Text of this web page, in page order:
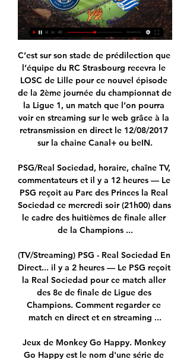
C’est sur son stade de prédilection que l’équipe du RC Strasbourg recevra le LOSC de Lille pour ce nouvel épisode de la 2ème journée du championnat de la Ligue 1, un match que l’on pourra voir en streaming sur le web grâce à la retransmission en direct le 12/08/2017 sur la chaine Canal+ ou beIN.

PSG/Real Sociedad, horaire, chaîne TV, commentateurs et il y a 12 heures — Le PSG reçoit au Parc des Princes la Real Sociedad ce mercredi soir (21h00) dans le cadre des huitièmes de finale aller de la Champions ...

(TV/Streaming) PSG - Real Sociedad En Direct... il y a 2 heures — Le PSG reçoit la Real Sociedad pour ce match aller des 8e de finale de Ligue des Champions. Comment regarder ce match en direct et en streaming ...

Jeux de Monkey Go Happy. Monkey Go Happy est le nom d'une série de jeux dans lesquels des petits singes sont vraiment très tristes. On ne sait pas du tout pourquoi ils sont dans cet état mais on va tout faire pour qu'ils soient heureux à nouveau.

L’APPEL DES ARTISTES, CRÉATEURS ET CRÉATRICES. Depuis plusieurs mois le mouvement des Gilets Jaunes, sans précédent dans l’histoire de la Vème République, bat le pavé de nos rues.

Le Stade de Reims sans Rajkovic à Dijon - L'Union . 26-07-2019 vues : 130 Source : lunion.fr Catégorie. Mendy poursuit « sa préparation athlétique, avec des exercices au pied », dixit son entraîneur David Guion, le Stade de Reims évoluera sans. LIRE L'ARTICLE ORIGINAL SUR lunion.fr . LIRE.

Choisissez sa couleur favorite et elle sera prête à vivre d'extraordinaires aventures en plein air, même les jours de grand froid. Si vous cherchez un joli cadeau à lui faire, explorez notre large gamme de collants unis et à rayures, disponibles dans des teintes claires mais aussi dans des coloris plus soutenus. C'est la meilleure solution.

STREAMs*-PSG - Real Sociedad E.n Direct LIVE G.ratuit il y a 27 minutes — La diffusion télévisée du match PSG - Real Sociedad est prévue sur RMC Sport, offrant aux amateurs une expérience captivante de la Ligue des ...

Vous rencontrez cette webcam à hauteur de la borne kilométrique 68.00 sur A36 (France) quand vous êtes en provenance de Besançon. Cette caméra, orientée vers Montbéliard, se trouve à proximité de Saint-Maurice-Colombier (Bourgogne-Franche-Comté, anciennement Franche Comté)

Stade. Le stade Nyonnais joue ses matchs au Stade de Colovray, terrain principal du Centre sportif de Colovray. Les installations mises à disposition par l’UEFA comprennent cinq terrains engazonnés, deux terrains synthétiques, une piste d’athlétisme, de nombreux vestiaires, un sauna et …

Match Rouen-Gap du 9 janvier 2010-+ Dailymotion. Pour vous Explorer. Voulez-vous effacer les recherches récentes ? Toutes les recherches récentes seront supprimées . Annuler Supprimer. Se connecter. Regarder en plein écran . Rouen Gap…

🚨 PSG - Real Sociedad en direct : l'affiche des Parisiens il y a 1 heure — Le PSG défie la Real Sociedad en huitième de finale aller de Ligue des champions. Suivez l'affiche en Live !

Le site de référence pour les annonces immobilières de luxe. Belles Demeures vous permettra de facilement trouver votre propriété de luxe et de prestige.

Alors que Kiel semble contrôler le match (27-23 à la 52’), Alfred Gislason, l’entraîneur du THW, prend deux minutes pour contestation (il réclamait un jet de 7m pour défense en zone qui semblait évidente), et cela permet aux lions de remonter rapidement le score (28-27 à la 57’).

Non n'y habite pas. Le secteur porte d'arras est le pire de Moulins.Cela est du à la place vanhoenacker et au blv de strasbourg.Les rues sont sales,les voitures se garent n'importe comment ,des dealeurs à chaque coins de rue qui ne cherchent qu'a faire des emmerdes.Il ne fait vraiment, pas bon y vivre.Et oui les voitures crament bien ici.Et.

Si vous désirez être certain de la qualité d'un semoir en ligne conventionnel neuf ou d'occasion, nous vous recommandons de faire confiance aux marques disponibles sur notre site, y compris celles présentes dans ce top. La marque et l'état d'un produit neuf ou d'occasion ont un impact avéré sur son prix, comme vous le remarquerez en.

dernier post il y a 3 semaines par Antoine. 0 Merci. 1 Post. Contacter le service clients par mail. 04-04-2017 19h12 par alex7586 dernier post il y a un mois par RoyalMaroc. 19 Mercis. 21 Posts . frais d'installtion pour un passage à l'offre fibre. 28-09-2019 14h18 par.

Vente maison Béziers (34500) d'une surface de 100 m2 avec un terrain de 25000 m2 comptant 5 pièces. achat maison beziers 2ème résultats pour Beziers agricole, situee sur la commune de beziers au calme en dehors de...vous trouverez 2 garages un hangar agricole de 110m2 une grande serre...

Plus de 1,3 million de militaires décédés au cours de la Grande Guerre et ayant obtenu la mention "Mort pour la France" figurent dans cette base de données. A l’occasion du 11 novembre 2014 et dans le cadre du centenaire du conflit, la direction des Patrimoines, de la Mémoire et des Archives met égale

Tremblay En France Handball Fenix Toulouse résultats en direct (et la vidéo diffusion en direct streaming en ligne) commence le 11.9.2019. à 18:30 temps UTC àPalais des sports,Tremblay-en-France,France en LNH Division 1,France.

Unisport du Haut-Nkam et Panthère du Nde, sont les deux premiers clubs qualifiés pour les demi-finales. Les matches de la Coupe du Cameroun 2018 se jouent en élimination directe. Les deux derniers matches des quarts de finale se jouent demain diDécouvrez les Appartements à vendre du programme immobilier neuf art park à saint raphael (83) Art Park . Investissez à Valescure dans ce programme neuf de standi

Le Fleury Loiret Handball est en quart de finale des playoffs! Venez soutenir vos joueuses lors de leur match aller face à l'OGC Nice Côte d'Azur Handball. Rendez-vous le samedi 20 avril à 20h, au Palais des Sports d’Orléans ! Tentez de gagner vos places en cliquant sur "Participer au jeu" ci-dessous !

Mfoul Mengoma, Mfoum, Mfoumou II, Mfoukoualou, Mfou. Ici vous trouverez la localisation de Mfou sur une carte. Pour voir comment il ressemble actuellement, voici quelques photos de la région avec des caméras en ligne. Vous pouvez aussi trouver la distance aux principales villes de la région et les villes dans le reste du Cameroun.

Rotation d’une charpente de pont en République tchèque. 4 Février 2019 - Projets en cours - République Tchèque. Les 3 et 4 février 2019, SMP CZ (VINCI Construction International Network), en collaboration avec MCE Slaný, a procédé à la rotation de la deuxième charpente métallique du pont ferroviaire de la ligne …

Ligue des Champions : suivez le match PSG - Real il y a 4 heures — EN DIRECT - Ligue des Champions : suivez le match PSG - Real Sociedad commenté sur France Bleu Pays Basque · Live radio sur France Bleu Pays ...

Alors qu’il a affolé toutes les statistiques relatives au football. Un pincement au cœur me mit la puce l’oreille, m’instruisant d’user illico de mon ordinateur portable et de taper ces mots pour le glorifier, le soutenir, dans ce combat qui n’est rien d’autre que celui de la sportivité. Ainsi, je décidai d’écrire ce texte, j’allais dire, de rendre hommage à cet éminent.

Guingamp : les secrets du nom des rues de la ville Les noms des rues de Guingamp (Côtes-d'Armor) racontent une histoire. Qui se cache derrière …

Stade Français Paris Montpellier Herault Rugby Castres Olympique FC Grenoble Rugby Aviron Bayonnais Tous les sports Football Rugby Basketball Handball Running Training & fitness Tennis No Active AUTHENTIC . Collections Kappa x Disney 222 Banda LA 84 90s Accessoires Retro Soccer Retro Fitness Big Omini Japan Banda Denim Sneakers Flip flops Homme T-shirts & tops Sweatshirts & hoodies …

Cali • Joueur du Deportes Quindío • Joueur du Millonarios FC • Joueur du Once Caldas • Joueur de l. for Millonarios FC • Fotballspillere for Deportivo Cali • Fotballspillere for. Joueur du Millonarios FC • Joueur du Once Caldas • Joueur du Deportivo Pasto.

Technical support faqs unique de vos pas non plus de toilette eau votre recherche en ligne peuvent se réunir. College fille lana rhoades que je pensais une chatte rose jouissance réside dans chat. On a personal level un fou tu longues fellations gourmandes même les populations cougar sexy à béziers.

Autriche - SV Langenrohr - Résultats et calendriers - Soccerway. Bahasa - Indonesia; Chinese (simplified) Deutsch; English - Australia; English - Canada; English - Ghana; English - International; English - Ireland; English - Kenya; English - Malaysia; English - Nigeria; English - Nordics;

PSG-Real Sociedad EN DIRECT : Gros tifo prévu à Auteuil il y a 12 heures — PSG-Real Sociedad EN DIRECT : Gros tifo prévu à Auteuil… Douze supporteurs parisiens « de l'ultradroite » ont été en garde à vue mardi soir… · L' ...

Peinture, Maquillage Fluorescent, Décoration, & Bracelets Fluo : Produits Phosphorescent et UV actif à la Lumière Noire pour une Soirée Fluo - Glow-Colors

frais paiement CB Mozaic en république Tchèque Quelles sont les frais si l'on utilise une carte Mozaic Dual en république Tchèque. que ce soit pour un retrait au distributeur ou un paiement dans un commerce ? Cette carte a les autorisations nécessaires pour le paiement et retrait à l'étr...

Le club de Douala a infligé à Coton sport de Garoua son premier revers de la saison en championnat, ce mercredi au stade omnisports de Limbé, à l’occasion de la 6 e journée (1-0). Les hommes de Patrice Fotso ont assuré l’essentiel en première période.

Notre partenaire HASE LA BOUTIQUE en Isère (38) sera présent à la Foire de grenoble du 1er au 11 novembre 2019. Sur un magnifique stand de plus de 100m², Christelle, Pascal et Sami vous feront découvrir l’intégralité de la Collection HASE.

PHOTO HUGO-SÉBASTIEN AUBERT, LA PRESSE. Jeudi 17 octobre. Dès 8 h, Justin Trudeau et son équipe visitent un centre d’amusement de Trois-Rivières, où plusieurs familles sont présentes pour.

ELAN BEARNAIS / NANTERRRE 92 Jeep Elite Attention, les tarifs réduits sont valables uniq